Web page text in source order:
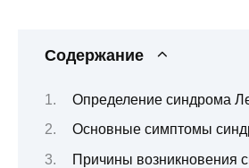
Содержание
Определение синдрома
Основные симптомы
Причины возникновения